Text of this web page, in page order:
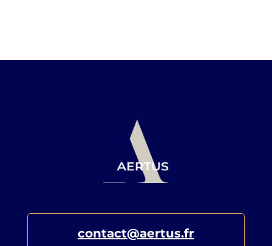
contact@aertus.fr